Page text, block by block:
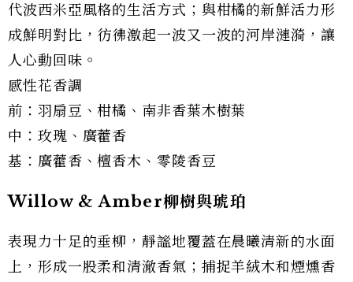
代波西米亞風格的生活方式；與柑橘的新鮮活力形
成鮮明對比，彷彿激起一波又一波的河岸漣漪，讓
人心動回味。
感性花香調
前：羽扇豆、柑橘、南非香葉木樹葉
中：玫瑰、廣藿香
基：廣藿香、檀香木、零陵香豆
Willow & Amber柳樹與琥珀
表現力十足的垂柳，靜謐地覆蓋在晨曦清新的水面
上，形成一股柔和清澈香氣；捕捉羊絨木和煙燻香